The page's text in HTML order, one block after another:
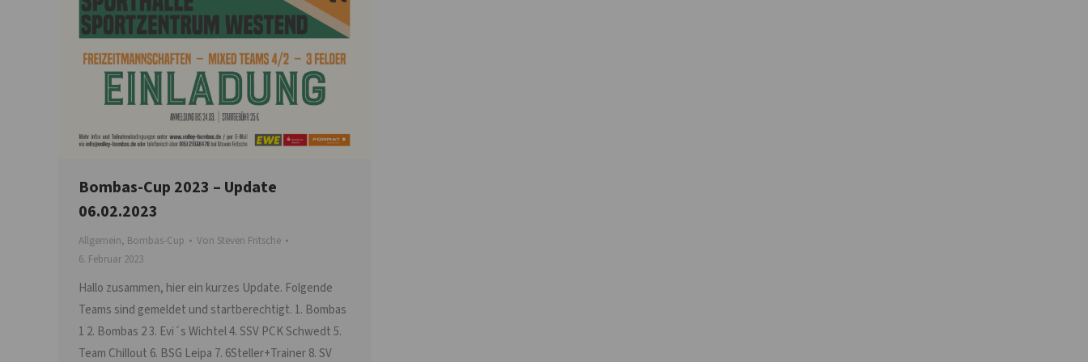
Bombas-Cup 2023 – Update
06.02.2023
Allgemein, Bombas-Cup Von Steven Fritsche
6. Februar 2023
Hallo zusammen, hier ein kurzes Update. Folgende
Teams sind gemeldet und startberechtigt. 1. Bombas
1 2. Bombas 2 3. Evi´s Wichtel 4. SSV PCK Schwedt 5.
Team Chillout 6. BSG Leipa 7. 6Steller+Trainer 8. SV